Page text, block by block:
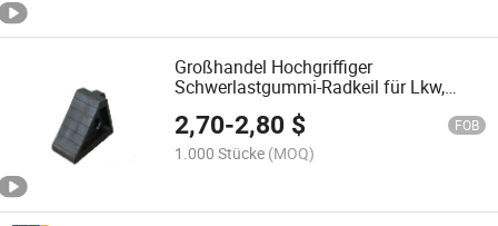
Großhandel Hochgriffiger
Schwerlastgummi-Radkeil für Lkw,
Wohnmobile, Autos und Reisemobile
2,70-2,80 $ FOB
1.000 Stücke (MOQ)